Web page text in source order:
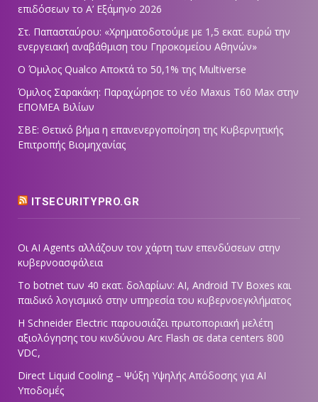
επιδόσεων το Α’ Εξάμηνο 2026
Στ. Παπασταύρου: «Χρηματοδοτούμε με 1,5 εκατ. ευρώ την
ενεργειακή αναβάθμιση του Γηροκομείου Αθηνών»
Ο Όμιλος Qualco Αποκτά το 50,1% της Multiverse
Όμιλος Σαρακάκη: Παραχώρησε το νέο Maxus T60 Max στην
ΕΠΟΜΕΑ Βιλίων
ΣΒΕ: Θετικό βήμα η επανενεργοποίηση της Κυβερνητικής
Επιτροπής Βιομηχανίας
ITSECURITYPRO.GR
Οι AI Agents αλλάζουν τον χάρτη των επενδύσεων στην
κυβερνοασφάλεια
Το botnet των 40 εκατ. δολαρίων: AI, Android TV Boxes και
παιδικό λογισμικό στην υπηρεσία του κυβερνοεγκλήματος
Η Schneider Electric παρουσιάζει πρωτοποριακή μελέτη
αξιολόγησης του κινδύνου Arc Flash σε data centers 800
VDC,
Direct Liquid Cooling – Ψύξη Υψηλής Απόδοσης για AI
Υποδομές